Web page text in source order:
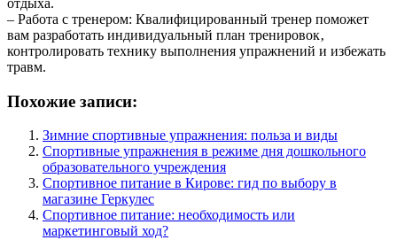
– Работа с тренером: Квалифицированный тренер поможет
вам разработать индивидуальный план тренировок‚
контролировать технику выполнения упражнений и избежать
травм.
Похожие записи:
Зимние спортивные упражнения: польза и виды
Спортивные упражнения в режиме дня дошкольного
образовательного учреждения
Спортивное питание в Кирове: гид по выбору в
магазине Геркулес
Спортивное питание: необходимость или
маркетинговый ход?